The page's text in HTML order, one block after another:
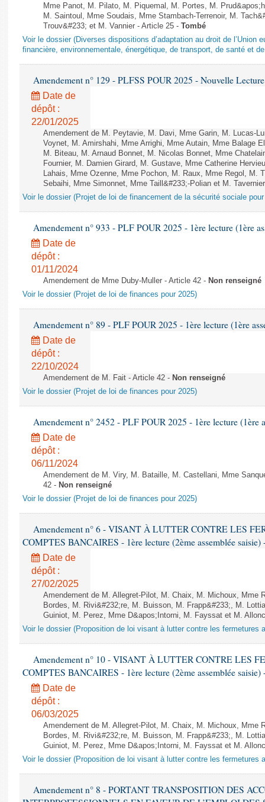
Mme Panot, M. Pilato, M. Piquemal, M. Portes, M.
M. Saintoul, Mme Soudais, Mme Stambach-Terrenoir, M.
Trouv&#233; et M. Vannier - Article 25 - Tombé
Voir le dossier (Diverses dispositions d’adaptation au droit de l’Union
financière, environnementale, énergétique, de transport, de santé et
Amendement n° 129 - PLFSS POUR 2025 - Nouvelle
Date de
dépôt :
22/01/2025
Amendement de M. Peytavie, M. Davi, Mme Garin, M. Lucas-
Voynet, M. Amirshahi, Mme Arrighi, Mme Autain, Mme Balage
M. Biteau, M. Arnaud Bonnet, M. Nicolas Bonnet, Mme
Fournier, M. Damien Girard, M. Gustave, Mme Catherine
Lahais, Mme Ozenne, Mme Pochon, M. Raux, Mme Regol, M.
Sebaihi, Mme Simonnet, Mme Taill&#233;-Polian et M.
Voir le dossier (Projet de loi de financement de la sécurité sociale pour
Amendement n° 933 - PLF POUR 2025 - 1ère lecture (1ère
Date de
dépôt :
01/11/2024
Amendement de Mme Duby-Muller - Article 42 - Non renseigné
Voir le dossier (Projet de loi de finances pour 2025)
Amendement n° 89 - PLF POUR 2025 - 1ère lecture (1ère
Date de
dépôt :
22/10/2024
Amendement de M. Fait - Article 42 - Non renseigné
Voir le dossier (Projet de loi de finances pour 2025)
Amendement n° 2452 - PLF POUR 2025 - 1ère lecture (1ère
Date de
dépôt :
06/11/2024
Amendement de M. Viry, M. Bataille, M. Castellani, Mme
42 - Non renseigné
Voir le dossier (Projet de loi de finances pour 2025)
Amendement n° 6 - VISANT À LUTTER CONTRE LES
COMPTES BANCAIRES - 1ère lecture (2ème assemblée saisie)
Date de
dépôt :
27/02/2025
Amendement de M. Allegret-Pilot, M. Chaix, M. Michoux, Mme
Bordes, M. Rivi&#232;re, M. Buisson, M. Frapp&#233;, M.
Guiniot, M. Perez, Mme D&apos;Intorni, M. Fayssat et M.
Voir le dossier (Proposition de loi visant à lutter contre les fermetures
Amendement n° 10 - VISANT À LUTTER CONTRE LES
COMPTES BANCAIRES - 1ère lecture (2ème assemblée saisie)
Date de
dépôt :
06/03/2025
Amendement de M. Allegret-Pilot, M. Chaix, M. Michoux, Mme
Bordes, M. Rivi&#232;re, M. Buisson, M. Frapp&#233;, M.
Guiniot, M. Perez, Mme D&apos;Intorni, M. Fayssat et M.
Voir le dossier (Proposition de loi visant à lutter contre les fermetures
Amendement n° 8 - PORTANT TRANSPOSITION DES